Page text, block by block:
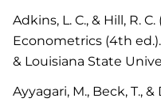
Adkins, L. C., & Hill, R.
Econometrics (4th
& Louisiana State
Ayyagari, M., Beck, T.,